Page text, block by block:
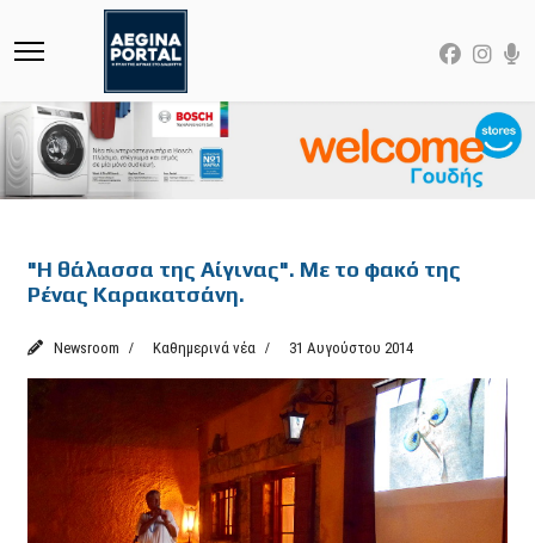
"Η θάλασσα της Αίγινας". Με το φακό της
Ρένας Καρακατσάνη.
Newsroom Καθημερινά νέα 31 Αυγούστου 2014